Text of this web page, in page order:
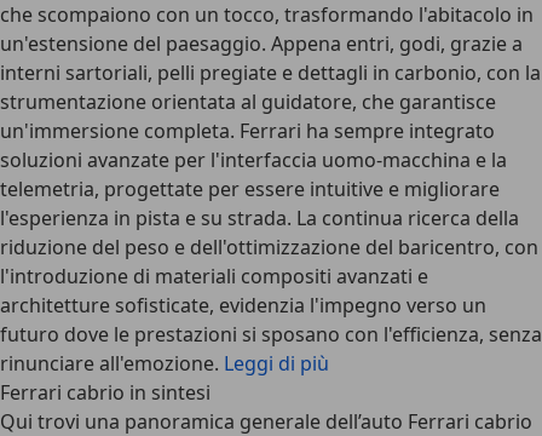
che scompaiono con un tocco, trasformando l'abitacolo in
un'estensione del paesaggio. Appena entri, godi, grazie a
interni sartoriali, pelli pregiate e dettagli in carbonio, con la
strumentazione orientata al guidatore, che garantisce
un'immersione completa. Ferrari ha sempre integrato
soluzioni avanzate per l'interfaccia uomo-macchina e la
telemetria, progettate per essere intuitive e migliorare
l'esperienza in pista e su strada. La continua ricerca della
riduzione del peso e dell'ottimizzazione del baricentro, con
l'introduzione di materiali compositi avanzati e
architetture sofisticate, evidenzia l'impegno verso un
futuro dove le prestazioni si sposano con l'efficienza, senza
rinunciare all'emozione. Leggi di più
Ferrari cabrio in sintesi
Qui trovi una panoramica generale dell’auto Ferrari cabrio